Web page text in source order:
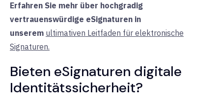
Erfahren Sie mehr über hochgradig
vertrauenswürdige eSignaturen in
unserem ultimativen Leitfaden für elektronische
Signaturen.
Bieten eSignaturen digitale
Identitätssicherheit?